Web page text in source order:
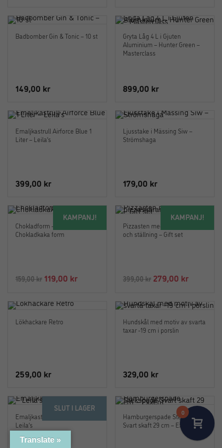
Badbomber Gin & Tonic – 10 st
149,00 kr
Gryta Låg 4 L i Gjuten
Aluminium – Hunter Green –
Masterclass
899,00 kr
Emaljkastrull Airforce Blue 1
Liter – Leila’s
399,00 kr
Ljusstake i Mässing Siw –
Strömshaga
179,00 kr
KAMPANJ!
Chokladform – DUBAI
Chokladkaka form
159,00kr Det
priset
119,00 krDet
KAMPANJ!
Pizzasten med pizzaskärare
och ställning – Gift set
399,00kr Det
priset
399,00 kr.
279,00 krDet
priset
Lökhackare Retro
259,00 kr
Hundskål med motiv av svarta
taxar -19 cm i porslin
329,00 kr
SLUT I LAGER
Emaljkastrull Turkos 1 Liter –
Leila’s
Hamburgerspade Stekspade
Svart skaft 29 cm – Exxent
0
Translate »